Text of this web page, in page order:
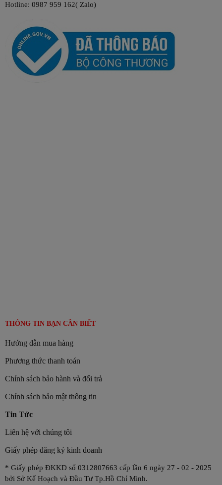
Hotline: 0987 959 162( Zalo)
THÔNG TIN BẠN CẦN BIẾT
Hướng dẫn mua hàng
Phương thức thanh toán
Chính sách bảo hành và đổi trả
Chính sách bảo mật thông tin
Tin Tức
Liên hệ với chúng tôi
Giấy phép đăng ký kinh doanh
* Giấy phép ĐKKD số 0312807663 cấp lần 6 ngày 27 - 02 - 2025
bởi Sở Kế Hoạch và Đầu Tư Tp.Hồ Chí Minh.